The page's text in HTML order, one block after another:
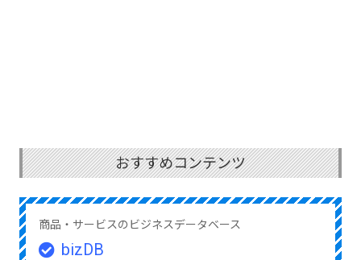
おすすめコンテンツ
商品・サービスのビジネスデータベース
bizDB